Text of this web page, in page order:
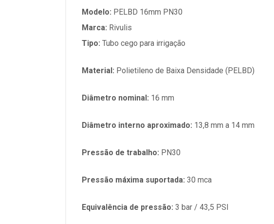
Modelo: PELBD 16mm PN30
Marca: Rivulis
Tipo: Tubo cego para irrigação
Material: Polietileno de Baixa Densidade (PELBD)
Diâmetro nominal: 16 mm
Diâmetro interno aproximado: 13,8 mm a 14 mm
Pressão de trabalho: PN30
Pressão máxima suportada: 30 mca
Equivalência de pressão: 3 bar / 43,5 PSI